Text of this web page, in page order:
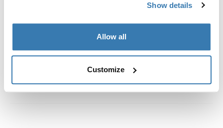
Show details
Allow all
Customize
Toggle guides and instructions